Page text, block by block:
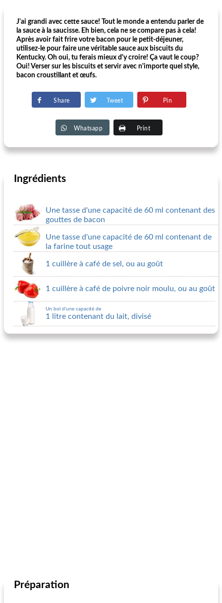
J'ai grandi avec cette sauce! Tout le monde a entendu parler de
la sauce à la saucisse. Eh bien, cela ne se compare pas à cela!
Après avoir fait frire votre bacon pour le petit-déjeuner,
utilisez-le pour faire une véritable sauce aux biscuits du
Kentucky. Oh oui, tu ferais mieux d'y croire! Ça vaut le coup?
Oui! Verser sur les biscuits et servir avec n'importe quel style,
bacon croustillant et œufs.
Share Tweet Pin
Whatsapp Print
Ingrédients
Une tasse d'une capacité de 60 ml contenant des
gouttes de bacon
Une tasse d'une capacité de 60 ml contenant de
la farine tout usage
1 cuillère à café de sel, ou au goût
1 cuillère à café de poivre noir moulu, ou au goût
Un bol d'une capacité de
1 litre contenant du lait, divisé
Préparation